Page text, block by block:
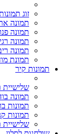
זוג
תמונה
תמונה
תמונה
תמונה
תמונת
תמונות קיר
שלישיית
תמונה
תמונות
תמונות
שלישיית